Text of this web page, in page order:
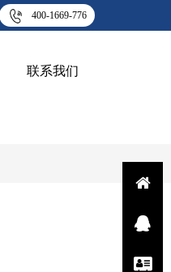
400-1669-776
联系我们